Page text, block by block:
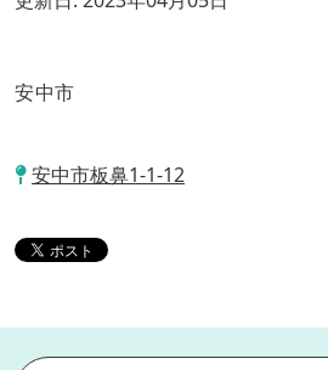
安中市
安中市板鼻1-1-12